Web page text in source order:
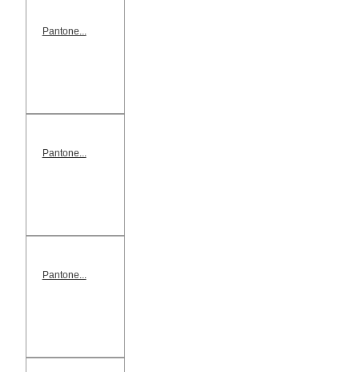
Pantone...
Pantone...
Pantone...